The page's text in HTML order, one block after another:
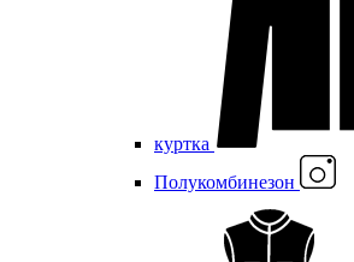
куртка
Полукомбинезон